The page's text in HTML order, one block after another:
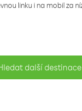
linku i na mobil za
další destinace